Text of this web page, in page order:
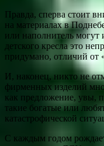
Правда, сперва стоит
на материалах в
или наполнитель могут
детского кресла это
придумано, отличий от
И, наконец, никто не
фирменных изделий
как предложение, увы,
такие богатые или
катастрофической
С каждым годом